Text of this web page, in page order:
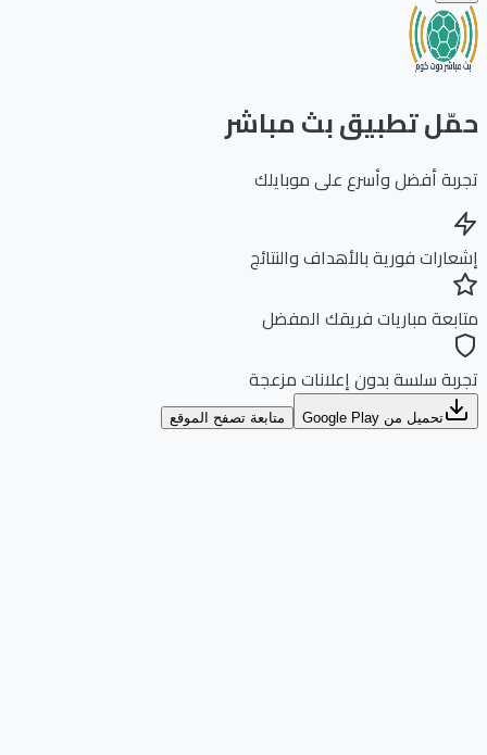
تطبيق بث مباشر
أفضل وأسرع على موبايلك
فورية بالأهداف والنتائج
مباريات فريقك المفضل
سلسة بدون إعلانات مزعجة
تحميل من Google Play متابعة تصفح الموقع